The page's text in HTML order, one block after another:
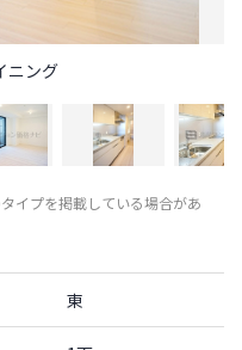
ニング
イプを掲載している場合があ
東